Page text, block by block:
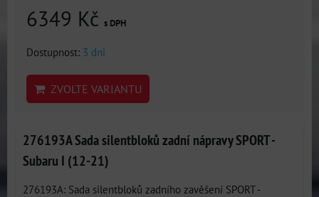
6349 Kč s DPH
Dostupnost: 3 dni
ZVOLTE VARIANTU
276193A Sada silentbloků zadní nápravy SPORT -
Subaru I (12-21)
276193A: Sada silentbloků zadního zavěšení SPORT -